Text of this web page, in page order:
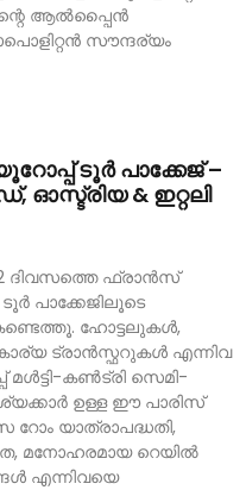
ആൽപ്പൈൻ
സൗന്ദര്യം
ടൂർ പാക്കേജ് –
& ഇറ്റലി
ദിവസത്തെ ഫ്രാൻസ്
പാക്കേജിലൂടെ
ഹോട്ടലുകൾ,
ട്രാൻസ്ഫറുകൾ എന്നിവ
കൺട്രി സെമി-
ഉള്ള ഈ പാരിസ്
യാത്രാപദ്ധതി,
റെയിൽ
എന്നിവയെ